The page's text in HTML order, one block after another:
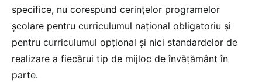
specifice, nu corespund cerințelor programelor
școlare pentru curriculumul național obligatoriu și
pentru curriculumul opțional și nici standardelor de
realizare a fiecărui tip de mijloc de învățământ în
parte.